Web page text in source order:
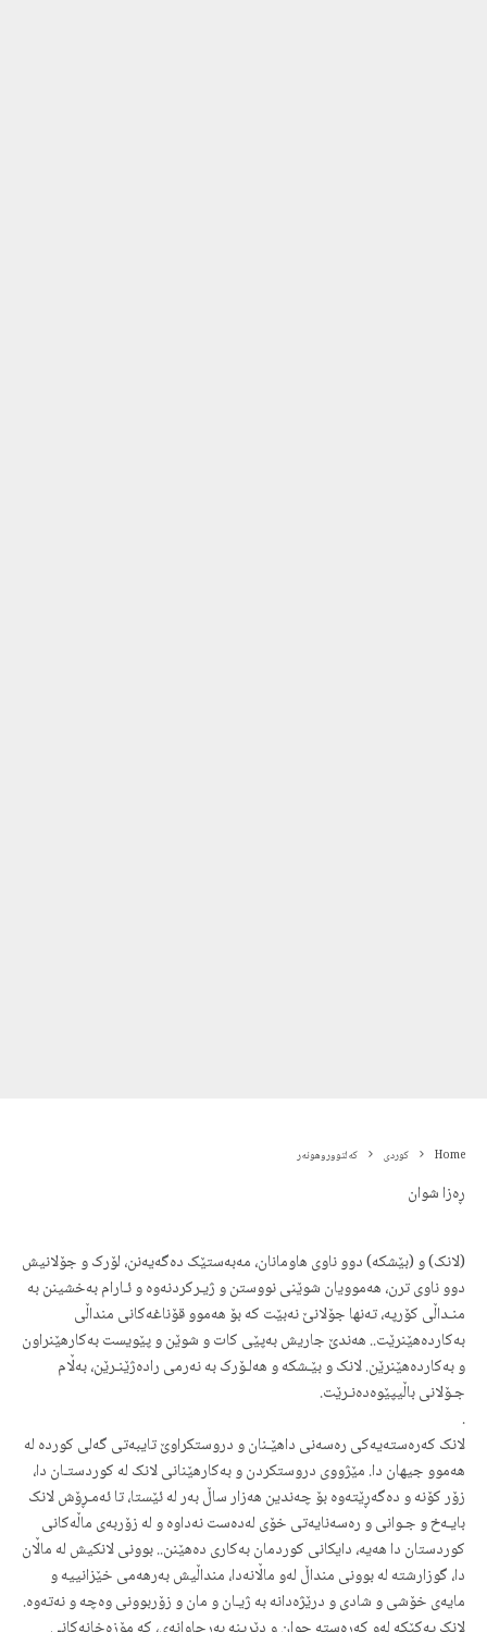
Home کوردی کەلتووروهونەر
ڕەزا شوان
(لانک) و (بێشکە) دوو ناوی هاومانان، مەبەستێک دەگەیەنن، لۆرک و جۆلانیش
دوو ناوی ترن، هەموویان شوێنی نووستن و ژیـرکردنەوە و ئـارام بەخشینن بە
منـداڵی کۆرپە، تەنها جۆلانێ نەبێت کە بۆ هەموو قۆناغەکانی منداڵی
بەکاردەهێنرێت.. هەندێ جاریش بەپێی کات و شوێن و پێویست بەکارهێنراون
و بەکاردەهێنرێن. لانک و بێـشکە و هەلـۆرک بە نەرمی رادەژێنـرێن، بەڵام
جـۆلانی باڵیپێوەدەنـرێت.
.
لانک کەرەستەیەکی رەسەنی داهێـنان و دروستکراوێ تایبەتی گەلی کوردە لە
هەموو جیهان دا. مێژووی دروستکردن و بەکارهێنانی لانک لە کوردستـان دا،
زۆر کۆنە و دەگەڕێتەوە بۆ چەندین هەزار ساڵ بەر لە ئێستا، تا ئەمـڕۆش لانک
بایـەخ و جـوانی و رەسەنایەتی خۆی لەدەست نەداوە و لە زۆربەی ماڵەکانی
کوردستان دا هەیە، دایکانی کوردمان بەکاری دەهێنن.. بوونی لانکیش لە ماڵان
دا، گوزارشتە لە بوونی منداڵ لەو ماڵانەدا، منداڵیش بەرهەمی خێزانییە و
مایەی خۆشی و شادی و درێژەدانە بە ژیـان و مان و زۆربوونی وەچە و نەتەوە.